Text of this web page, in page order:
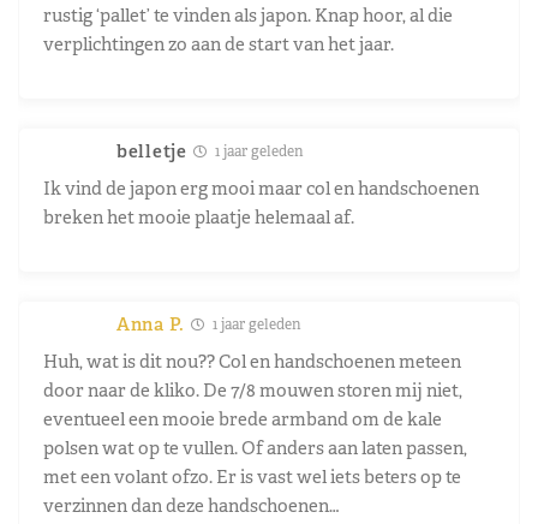
rustig ‘pallet’ te vinden als japon. Knap hoor, al die
verplichtingen zo aan de start van het jaar.
belletje 1 jaar geleden
Ik vind de japon erg mooi maar col en handschoenen
breken het mooie plaatje helemaal af.
Anna P. 1 jaar geleden
Huh, wat is dit nou?? Col en handschoenen meteen
door naar de kliko. De 7/8 mouwen storen mij niet,
eventueel een mooie brede armband om de kale
polsen wat op te vullen. Of anders aan laten passen,
met een volant ofzo. Er is vast wel iets beters op te
verzinnen dan deze handschoenen…